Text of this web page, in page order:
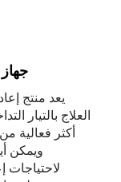
يعد منتج
أكثر فعالية من
ويمكن